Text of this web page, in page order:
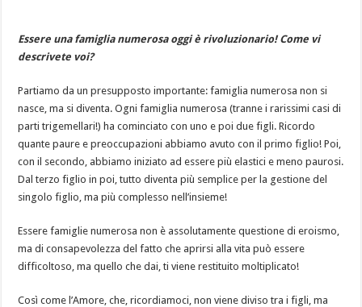
Essere una famiglia numerosa oggi è rivoluzionario! Come vi
descrivete voi?
Partiamo da un presupposto importante: famiglia numerosa non si
nasce, ma si diventa. Ogni famiglia numerosa (tranne i rarissimi casi di
parti trigemellari!) ha cominciato con uno e poi due figli. Ricordo
quante paure e preoccupazioni abbiamo avuto con il primo figlio! Poi,
con il secondo, abbiamo iniziato ad essere più elastici e meno paurosi.
Dal terzo figlio in poi, tutto diventa più semplice per la gestione del
singolo figlio, ma più complesso nell’insieme!
Essere famiglie numerosa non è assolutamente questione di eroismo,
ma di consapevolezza del fatto che aprirsi alla vita può essere
difficoltoso, ma quello che dai, ti viene restituito moltiplicato!
Così come l’Amore, che, ricordiamoci, non viene diviso tra i figli, ma